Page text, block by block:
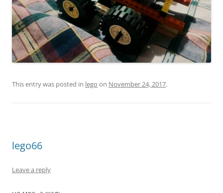
This entry was posted in lego on November 24, 2017.
lego66
Leave a reply